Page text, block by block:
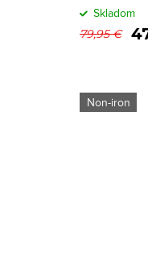
79,95 €
Skladom
Non-iron